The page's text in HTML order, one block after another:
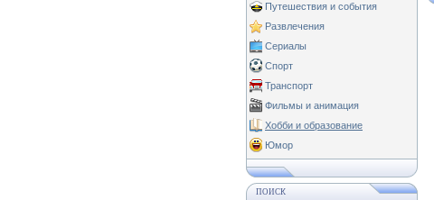
Путешествия и события
Развлечения
Сериалы
Спорт
Транспорт
Фильмы и анимация
Хобби и образование
Юмор
ПОИСК